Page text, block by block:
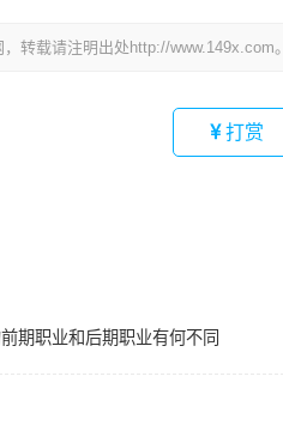
转载请注明出处http://www.149x.com。
打赏
期职业和后期职业有何不同